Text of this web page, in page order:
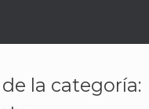
la categoría: